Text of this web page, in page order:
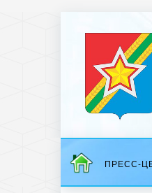
ПРЕСС-